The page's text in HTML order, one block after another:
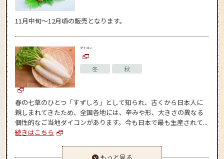
11月中旬～12月頃の販売となります。
ダイコン
冬 秋
春の七草のひとつ「すずしろ」として知られ、古くから日本人に
親しまれてきたため、全国各地には、辛みや形、大きさの異なる
個性的なご当地ダイコンがあります。今も日本で最も生産されて...
続きはこちら